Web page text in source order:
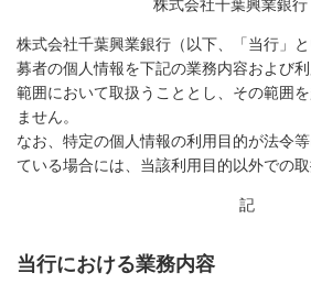
株式会社千葉興業銀行
株式会社千葉興業銀行（以下、「当行」
募者の個人情報を下記の業務内容および
範囲において取扱うこととし、その範囲
ません。
なお、特定の個人情報の利用目的が法令
ている場合には、当該利用目的以外での取
記
当行における業務内容